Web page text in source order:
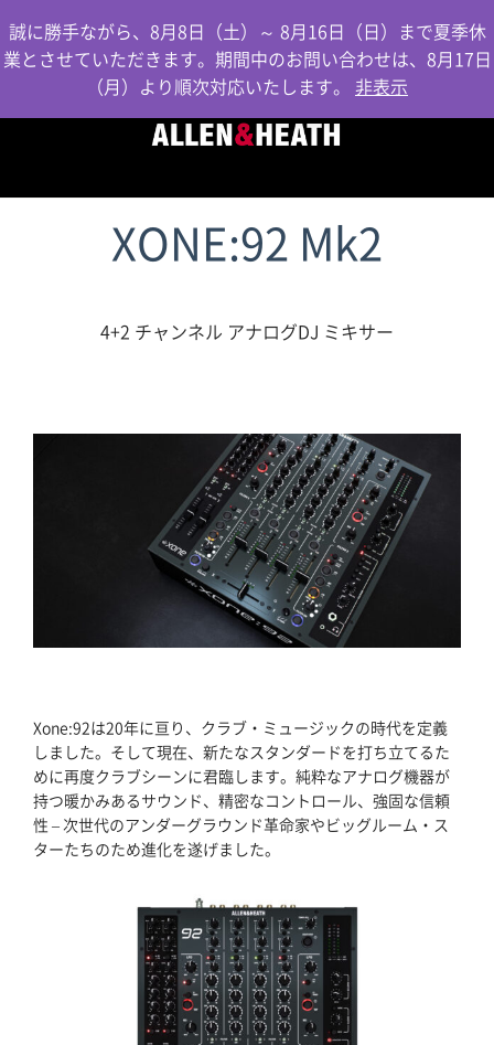
0
XONE:92 Mk2
4+2 チャンネル アナログDJ ミキサー
Xone:92は20年に亘り、クラブ・ミュージックの時代を定義
しました。そして現在、新たなスタンダードを打ち立てるた
めに再度クラブシーンに君臨します。純粋なアナログ機器が
持つ暖かみあるサウンド、精密なコントロール、強固な信頼
性 – 次世代のアンダーグラウンド革命家やビッグルーム・ス
ターたちのため進化を遂げました。
誠に勝手ながら、8月8日（土）～ 8月16日（日）まで夏季休
業とさせていただきます。期間中のお問い合わせは、8月17日
（月）より順次対応いたします。 非表示